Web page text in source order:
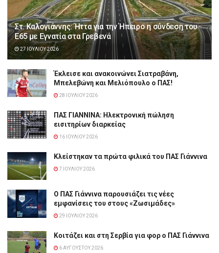
Στ. Καλογιάννης: Ήττα για την Ήπειρο η σύνδεση του
Ε65 με Εγνατία στα Γρεβενά
27 ΙΟΥΛΊΟΥ 2026
Έκλεισε και ανακοινώνει Σιατραβάνη,
Μπελεβώνη και Μελιόπουλο ο ΠΑΣ!
28 ΙΟΥΛΊΟΥ 2026
ΠΑΣ ΓΙΑΝΝΙΝΑ: Hλεκτρονική πώληση
εισιτηρίων διαρκείας
16 ΙΟΥΛΊΟΥ 2026
Κλείστηκαν τα πρώτα φιλικά του ΠΑΣ Γιάννινα
7 ΙΟΥΛΊΟΥ 2026
Ο ΠΑΣ Γιάννινα παρουσιάζει τις νέες
εμφανίσεις του στους «Ζωσιμάδες»
29 ΙΟΥΛΊΟΥ 2026
Κοιτάζει και στη Σερβία για φορ ο ΠΑΣ Γιάννινα
6 ΑΥΓΟΎΣΤΟΥ 2026